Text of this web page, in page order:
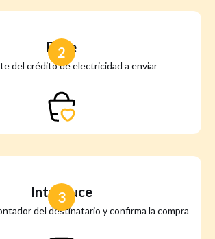
Elige
del crédito de electricidad a enviar
2
Introduce
del destinatario y confirma la compra
3